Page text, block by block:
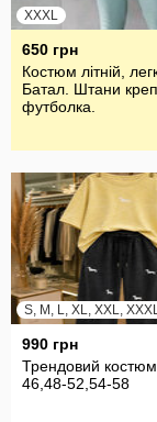
XXXL
650 грн
Костюм літній,
Батал. Штани
футболка.
S, M, L, XL, XXL,
990 грн
Трендовий
46,48-52,54-58